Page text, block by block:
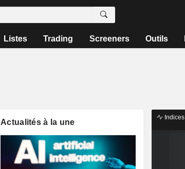
Listes Trading Screeners Outils
Actualités à la une
Indices